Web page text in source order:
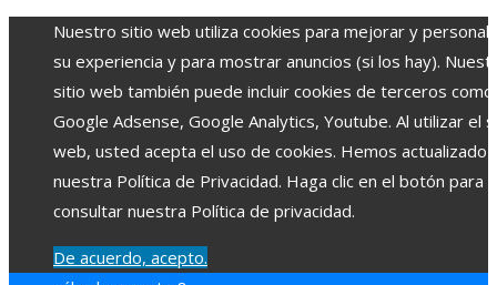
Nuestro sitio web utiliza cookies para mejorar y
su experiencia y para mostrar anuncios (si los hay).
sitio web también puede incluir cookies de terceros como
Google Adsense, Google Analytics, Youtube. Al utilizar el
web, usted acepta el uso de cookies. Hemos actualizado
nuestra Política de Privacidad. Haga clic en el botón para
consultar nuestra Política de privacidad.
De acuerdo, acepto.